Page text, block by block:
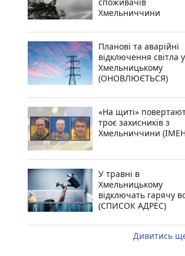
Хмельниччини
Планові та аварійні
відключення світла у
Хмельницькому
(ОНОВЛЮЄТЬСЯ)
«На щиті»
троє захисників з
Хмельниччини
У травні в
Хмельницькому
відключать гарячу
(СПИСОК АДРЕС)
Дивитись